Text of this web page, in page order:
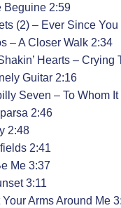
Beguine 2:59
(2) – Ever Since
– A Closer Walk 2:34
Hearts – Crying
Guitar 2:16
Seven – To Whom
2:46
2:48
2:41
Me 3:37
3:11
Arms Around Me